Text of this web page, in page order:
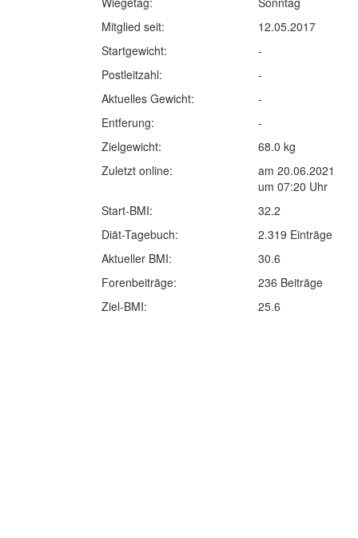
Mitglied seit:
12.05.2017
Startgewicht:
-
Postleitzahl:
-
Aktuelles Gewicht:
-
Entferung:
-
Zielgewicht:
68.0 kg
Zuletzt online:
am 20.06.2021
um 07:20 Uhr
Start-BMI:
32.2
Diät-Tagebuch:
2.319 Einträge
Aktueller BMI:
30.6
Forenbeiträge:
236 Beiträge
Ziel-BMI:
25.6